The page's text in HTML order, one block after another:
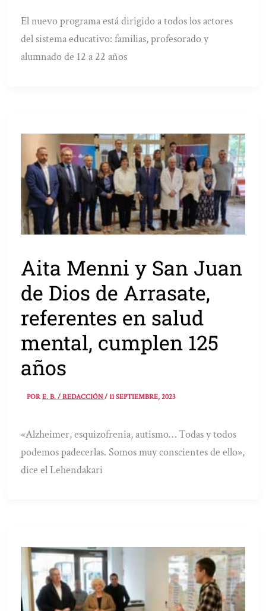
El nuevo programa está dirigido a todos los actores
del sistema educativo: familias, profesorado y
alumnado de 12 a 22 años
Aita Menni y San Juan
de Dios de Arrasate,
referentes en salud
mental, cumplen 125
años
PORE. B. / REDACCIÓN/11 SEPTIEMBRE, 2023
«Alzheimer, esquizofrenia, autismo… Todas y todos
podemos padecerlas. Somos muy conscientes de ello»,
dice el Lehendakari